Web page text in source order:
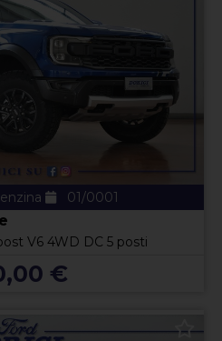
01/0001
V6 4WD DC 5 posti
€